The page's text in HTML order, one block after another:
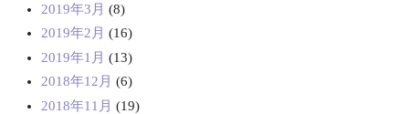
2019年3月 (8)
2019年2月 (16)
2019年1月 (13)
2018年12月 (6)
2018年11月 (19)